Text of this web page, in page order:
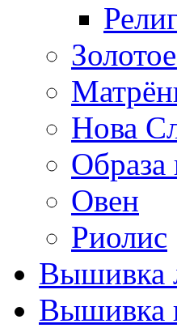
Нова
Образа
Овен
Риолис
Вышивка
Вышивка